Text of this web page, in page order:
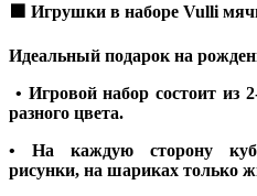
🟩 Игрушки в наборе Vulli
Идеальный подарок на
• Игровой набор состоит
разного цвета.
• На каждую сторону
рисунки, на шариках только